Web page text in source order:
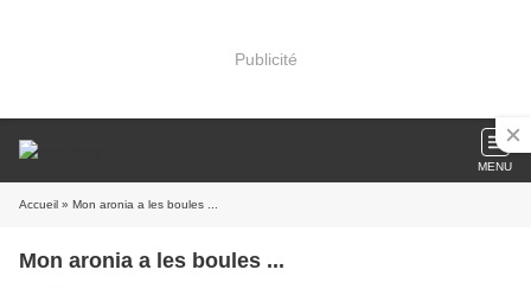
Publicité
MENU
Accueil » Mon aronia a les boules ...
Mon aronia a les boules ...